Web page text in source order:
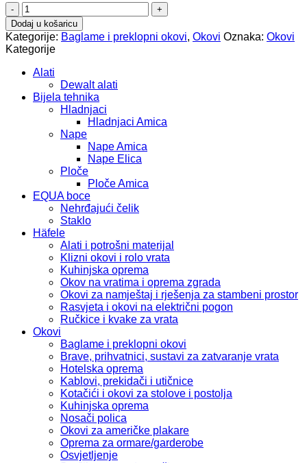
Vodilica
metabox
86/500
mm
par
-
555.94.950
količina
Dodaj u košaricu
Kategorije: Baglame i preklopni okovi, Okovi Oznaka: Okovi
Kategorije
Alati
Dewalt alati
Bijela tehnika
Hladnjaci
Hladnjaci Amica
Nape
Nape Amica
Nape Elica
Ploče
Ploče Amica
EQUA boce
Nehrđajući čelik
Staklo
Häfele
Alati i potrošni materijal
Klizni okovi i rolo vrata
Kuhinjska oprema
Okov na vratima i oprema zgrada
Okovi za namještaj i rješenja za stambeni prostor
Rasvjeta i okovi na električni pogon
Ručkice i kvake za vrata
Okovi
Baglame i preklopni okovi
Brave, prihvatnici, sustavi za zatvaranje vrata
Hotelska oprema
Kablovi, prekidači i utičnice
Kotačići i okovi za stolove i postolja
Kuhinjska oprema
Nosači polica
Okovi za američke plakare
Oprema za ormare/garderobe
Osvjetljenje